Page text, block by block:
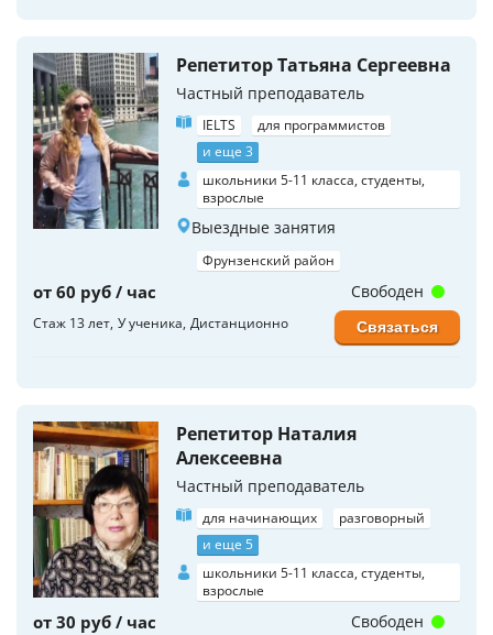
Репетитор Татьяна Сергеевна
Частный преподаватель
IELTS
для программистов
и еще 3
школьники 5-11 класса, студенты,
взрослые
Выездные занятия
Фрунзенский район
от 60 руб / час
Стаж 13 лет У ученика Дистанционно
Свободен
Связаться
Репетитор Наталия
Алексеевна
Частный преподаватель
для начинающих
разговорный
и еще 5
школьники 5-11 класса, студенты,
взрослые
от 30 руб / час Свободен